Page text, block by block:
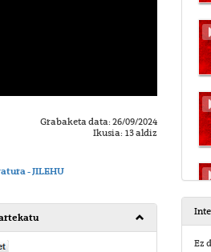
Grabaketa data: 26/09/2024
Ikusia: 13 aldiz
- JILEHU
Ez